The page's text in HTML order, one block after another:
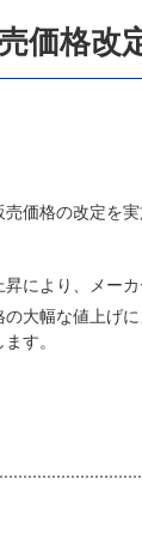
価格改
価格の改定を実
により、メー
大幅な値上げ
す。